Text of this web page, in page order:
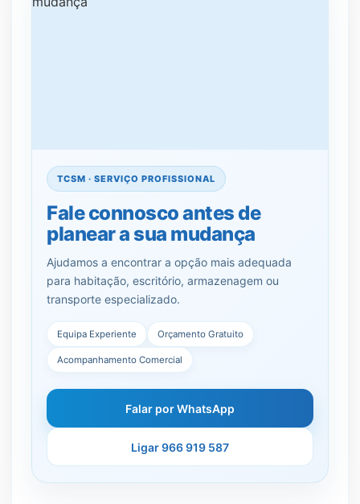
TCSM · SERVIÇO PROFISSIONAL
Fale connosco antes de
planear a sua mudança
Ajudamos a encontrar a opção mais adequada
para habitação, escritório, armazenagem ou
transporte especializado.
Equipa Experiente Orçamento Gratuito
Acompanhamento Comercial
Falar por WhatsApp
Ligar 966 919 587